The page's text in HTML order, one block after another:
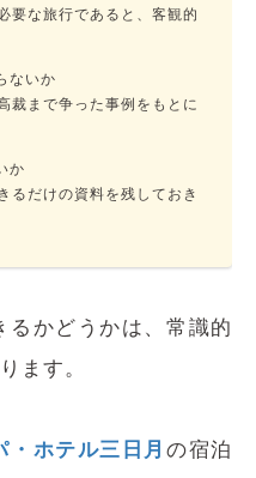
要な旅行であると、客観的
ないか
裁まで争った事例をもとに
か
るだけの資料を残しておき
るかどうかは、常識的
ます。
・ホテル三日月 の宿泊